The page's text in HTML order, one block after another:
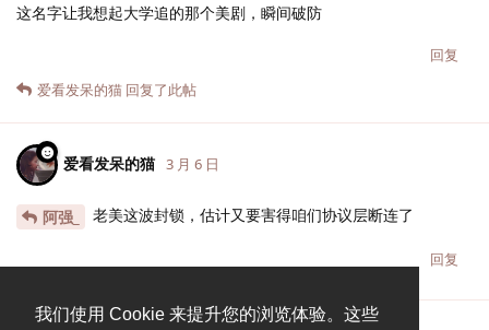
我们使用 Cookie 来提升您的浏览体验。这些
这名字让我想起大学追的那个美剧，瞬间破防
回复
爱看发呆的猫 回复了此帖
爱看发呆的猫 3 月 6 日
阿强_ 老美这波封锁，估计又要害得咱们协议层断连了
回复